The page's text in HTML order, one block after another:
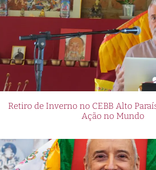
Retiro de Inverno no CEBB Alto
Ação no Mundo